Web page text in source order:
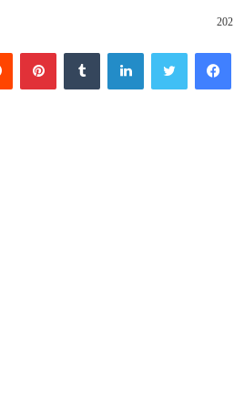
فيسبوك لينكدإن بينتيريست